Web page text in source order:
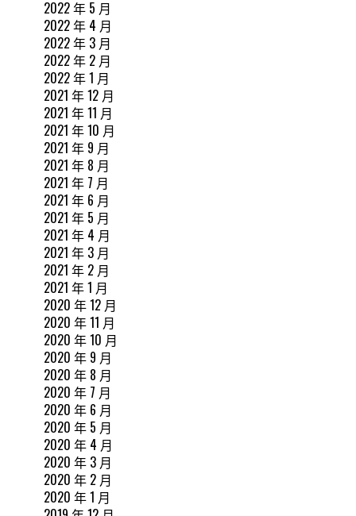
2022 年 5 月
2022 年 4 月
2022 年 3 月
2022 年 2 月
2022 年 1 月
2021 年 12 月
2021 年 11 月
2021 年 10 月
2021 年 9 月
2021 年 8 月
2021 年 7 月
2021 年 6 月
2021 年 5 月
2021 年 4 月
2021 年 3 月
2021 年 2 月
2021 年 1 月
2020 年 12 月
2020 年 11 月
2020 年 10 月
2020 年 9 月
2020 年 8 月
2020 年 7 月
2020 年 6 月
2020 年 5 月
2020 年 4 月
2020 年 3 月
2020 年 2 月
2020 年 1 月